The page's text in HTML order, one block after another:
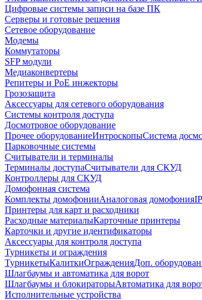
Цифровые системы записи на базе ПК
Серверы и готовые решения
Сетевое оборудование
Модемы
Коммутаторы
SFP модули
Медиаконвертеры
Репитеры и PoE инжекторы
Грозозащита
Аксессуары для сетевого оборудования
Системы контроля доступа
Досмотровое оборудование
Прочее оборудованиеИнтроскопыСистема
Парковочные системы
Считыватели и терминалы
Терминалы доступаСчитыватели для СКУД
Контроллеры для СКУД
Домофонная система
Комплекты домофонииАналоговая домофония
Принтеры для карт и расходники
Расходные материалыКарточные принтеры
Карточки и другие идентификаторы
Аксессуары для контроля доступа
Турникеты и ограждения
ТурникетыКалиткиОгражденияДоп.
Шлагбаумы и автоматика для ворот
Шлагбаумы и блокираторыАвтоматика для
Исполнительные устройства